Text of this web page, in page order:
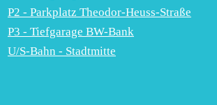
P2 - Parkplatz Theodor-Heuss-Straße
P3 - Tiefgarage BW-Bank
U/S-Bahn - Stadtmitte